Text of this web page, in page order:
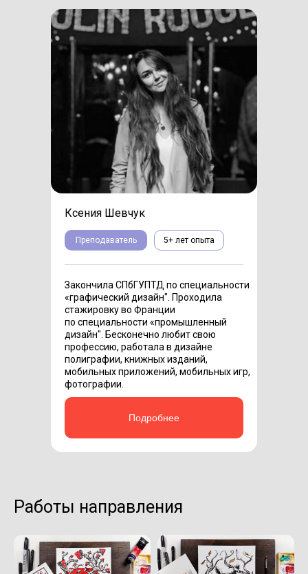
5+ лет опыта
Ксения Шевчук
Преподаватель
Закончила СПбГУПТД по специальности
«‎графический дизайн"‎. Проходила
стажировку во Франции
по специальности «‎промышленный
дизайн"‎. Бесконечно любит свою
профессию, работала в дизайне
полиграфии, книжных изданий,
мобильных приложений, мобильных игр,
фотографии.
Подробнее
Работы направления